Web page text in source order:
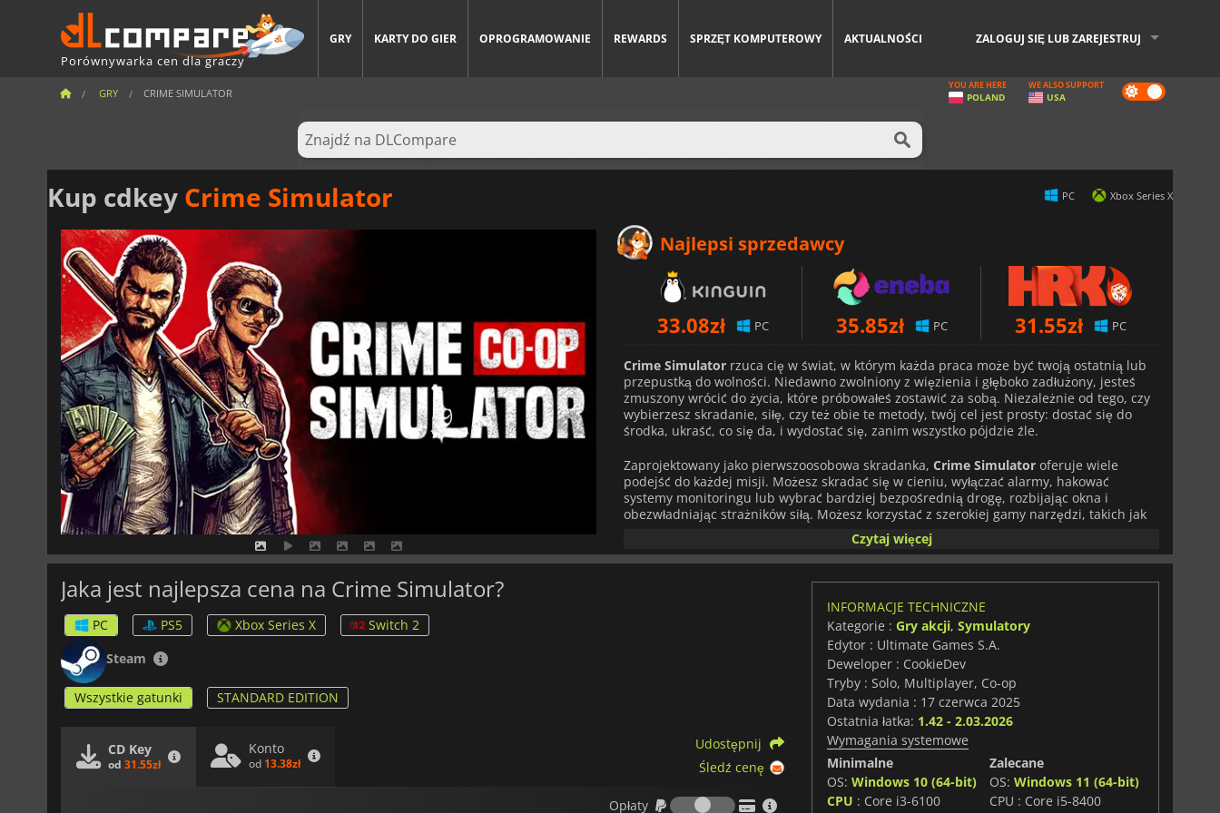
Porównywarka cen dla graczy
GRY KARTY DO GIER OPROGRAMOWANIE REWARDS SPRZĘT KOMPUTEROWY AKTUALNOŚCI ZALOGUJ SIĘ LUB ZAREJESTRUJ
GRY CRIME SIMULATOR Dark
mode
YOU ARE HERE
POLAND
WE ALSO SUPPORT
USA
Kup cdkey Crime Simulator PC Xbox Series X
Najlepsi sprzedawcy
33.08zł PC 35.85zł PC 31.55zł PC
Crime Simulator rzuca cię w świat, w którym każda praca może być twoją ostatnią lub
przepustką do wolności. Niedawno zwolniony z więzienia i głęboko zadłużony, jesteś
zmuszony wrócić do życia, które próbowałeś zostawić za sobą. Niezależnie od tego, czy
wybierzesz skradanie, siłę, czy też obie te metody, twój cel jest prosty: dostać się do
środka, ukraść, co się da, i wydostać się, zanim wszystko pójdzie źle.
Zaprojektowany jako pierwszoosobowa skradanka, Crime Simulator oferuje wiele
podejść do każdej misji. Możesz skradać się w cieniu, wyłączać alarmy, hakować
systemy monitoringu lub wybrać bardziej bezpośrednią drogę, rozbijając okna i
obezwładniając strażników siłą. Możesz korzystać z szerokiej gamy narzędzi, takich jak
wytrychy, drony, skanery, paralizatory, a nawet gaz usypiający, aby przechytrzyć
wysokiej klasy ochronę i wykonywać coraz bardziej ryzykowne zadania.
Gra obsługuje zarówno rozgrywkę solową, jak i kooperację online dla maksymalnie
wykonywanie zadań. Każda misja rozgrywa się w zróżnicowanych, bardzo
szczegółowych środowiskach, od luksusowych rezydencji i domów na przedmieściach
po tętniące życiem stacje tranzytowe. Każda lokalizacja oferuje nowe wyzwania,
konfiguracje zabezpieczeń i możliwości kreatywnych włamań.
posiada również rozbudowany system progresji. Wykonując misje i
budując swoją reputację, będziesz zarabiać pieniądze, aby ulepszyć swoją kryjówkę,
kupić lepszy sprzęt i odblokować ponad 15 umiejętności przestępczych. Umiejętności te
sięgają od ulepszeń lockpickingu i cichego poruszania się po zaawansowane
technologicznie hacki, które blokują reakcję policji lub automatycznie naprawiają sprzęt
Czytaj więcej
Jaka jest najlepsza cena na Crime Simulator?
PC PS5 Xbox Series X
Switch 2
Steam
Wszystkie gatunki STANDARD EDITION
CD Key
od 31.55zł
Konto
od 13.38zł
Udostępnij
Śledź cenę
Opłaty
Opłaty
INFORMACJE TECHNICZNE
Kategorie : Gry akcji, Symulatory
Edytor : Ultimate Games S.A.
Deweloper : CookieDev
Tryby : Solo, Multiplayer, Co-op
Data wydania : 17 czerwca 2025
Ostatnia łatka: 1.42 - 2.03.2026
Wymagania systemowe
Minimalne
OS: Windows 10 (64-bit)
CPU : Core i3-6100
Zalecane
OS:Windows 11 (64-bit)
CPU : Core i5-8400